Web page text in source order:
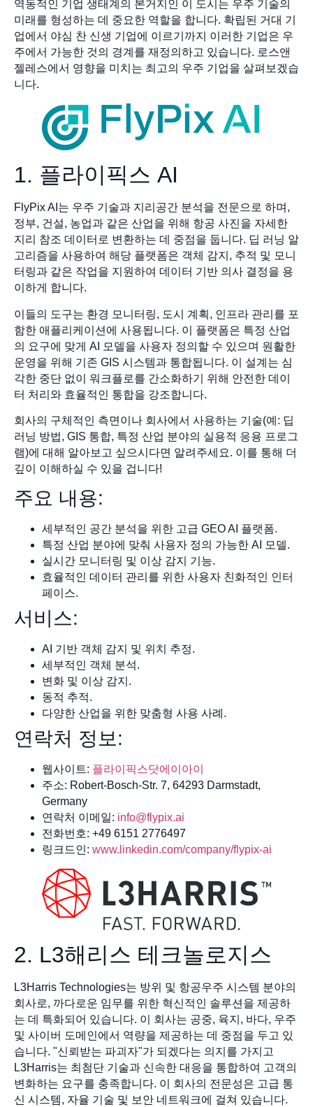
역동적인 기업 생태계의 본거지인 이 도시는 우주 기술의
미래를 형성하는 데 중요한 역할을 합니다. 확립된 거대 기
업에서 야심 찬 신생 기업에 이르기까지 이러한 기업은 우
주에서 가능한 것의 경계를 재정의하고 있습니다. 로스앤
젤레스에서 영향을 미치는 최고의 우주 기업을 살펴보겠습
니다.
1. 플라이픽스 AI
FlyPix AI는 우주 기술과 지리공간 분석을 전문으로 하며,
정부, 건설, 농업과 같은 산업을 위해 항공 사진을 자세한
지리 참조 데이터로 변환하는 데 중점을 둡니다. 딥 러닝 알
고리즘을 사용하여 해당 플랫폼은 객체 감지, 추적 및 모니
터링과 같은 작업을 지원하여 데이터 기반 의사 결정을 용
이하게 합니다.
이들의 도구는 환경 모니터링, 도시 계획, 인프라 관리를 포
함한 애플리케이션에 사용됩니다. 이 플랫폼은 특정 산업
의 요구에 맞게 AI 모델을 사용자 정의할 수 있으며 원활한
운영을 위해 기존 GIS 시스템과 통합됩니다. 이 설계는 심
각한 중단 없이 워크플로를 간소화하기 위해 안전한 데이
터 처리와 효율적인 통합을 강조합니다.
회사의 구체적인 측면이나 회사에서 사용하는 기술(예: 딥
러닝 방법, GIS 통합, 특정 산업 분야의 실용적 응용 프로그
램)에 대해 알아보고 싶으시다면 알려주세요. 이를 통해 더
깊이 이해하실 수 있을 겁니다!
주요 내용:
세부적인 공간 분석을 위한 고급 GEO AI 플랫폼.
특정 산업 분야에 맞춰 사용자 정의 가능한 AI 모델.
실시간 모니터링 및 이상 감지 기능.
효율적인 데이터 관리를 위한 사용자 친화적인 인터
페이스.
서비스:
AI 기반 객체 감지 및 위치 추정.
세부적인 객체 분석.
변화 및 이상 감지.
동적 추적.
다양한 산업을 위한 맞춤형 사용 사례.
연락처 정보:
웹사이트: 플라이픽스닷에이아이
주소: Robert-Bosch-Str. 7, 64293 Darmstadt,
Germany
연락처 이메일: info@flypix.ai
전화번호: +49 6151 2776497
링크드인: www.linkedin.com/company/flypix-ai
2. L3해리스 테크놀로지스
L3Harris Technologies는 방위 및 항공우주 시스템 분야의
회사로, 까다로운 임무를 위한 혁신적인 솔루션을 제공하
는 데 특화되어 있습니다. 이 회사는 공중, 육지, 바다, 우주
및 사이버 도메인에서 역량을 제공하는 데 중점을 두고 있
습니다. "신뢰받는 파괴자"가 되겠다는 의지를 가지고
L3Harris는 최첨단 기술과 신속한 대응을 통합하여 고객의
변화하는 요구를 충족합니다. 이 회사의 전문성은 고급 통
신 시스템, 자율 기술 및 보안 네트워크에 걸쳐 있습니다.